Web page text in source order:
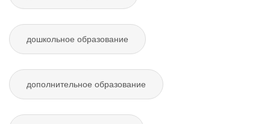
дошкольное образование
дополнительное образование